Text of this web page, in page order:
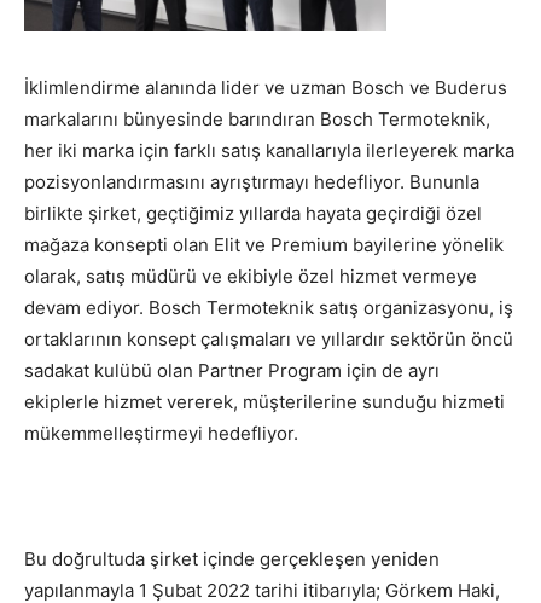
İklimlendirme alanında lider ve uzman Bosch ve Buderus
markalarını bünyesinde barındıran Bosch Termoteknik,
her iki marka için farklı satış kanallarıyla ilerleyerek marka
pozisyonlandırmasını ayrıştırmayı hedefliyor. Bununla
birlikte şirket, geçtiğimiz yıllarda hayata geçirdiği özel
mağaza konsepti olan Elit ve Premium bayilerine yönelik
olarak, satış müdürü ve ekibiyle özel hizmet vermeye
devam ediyor. Bosch Termoteknik satış organizasyonu, iş
ortaklarının konsept çalışmaları ve yıllardır sektörün öncü
sadakat kulübü olan Partner Program için de ayrı
ekiplerle hizmet vererek, müşterilerine sunduğu hizmeti
mükemmelleştirmeyi hedefliyor.
Bu doğrultuda şirket içinde gerçekleşen yeniden
yapılanmayla 1 Şubat 2022 tarihi itibarıyla; Görkem Haki,